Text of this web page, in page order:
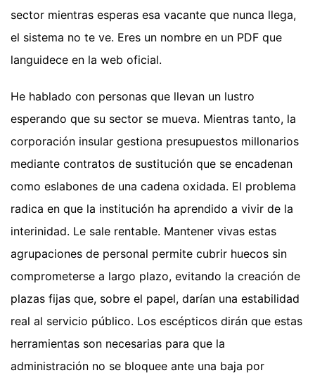
sector mientras esperas esa vacante que nunca llega,
el sistema no te ve. Eres un nombre en un PDF que
languidece en la web oficial.
He hablado con personas que llevan un lustro
esperando que su sector se mueva. Mientras tanto, la
corporación insular gestiona presupuestos millonarios
mediante contratos de sustitución que se encadenan
como eslabones de una cadena oxidada. El problema
radica en que la institución ha aprendido a vivir de la
interinidad. Le sale rentable. Mantener vivas estas
agrupaciones de personal permite cubrir huecos sin
comprometerse a largo plazo, evitando la creación de
plazas fijas que, sobre el papel, darían una estabilidad
real al servicio público. Los escépticos dirán que estas
herramientas son necesarias para que la
administración no se bloquee ante una baja por